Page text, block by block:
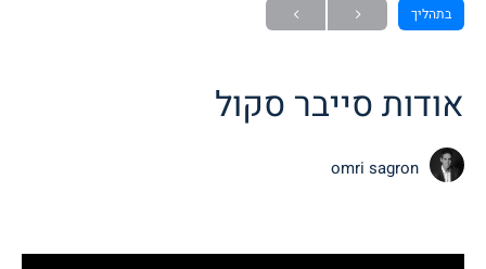
בתהליך
אודות סייבר סקול
omri sagron